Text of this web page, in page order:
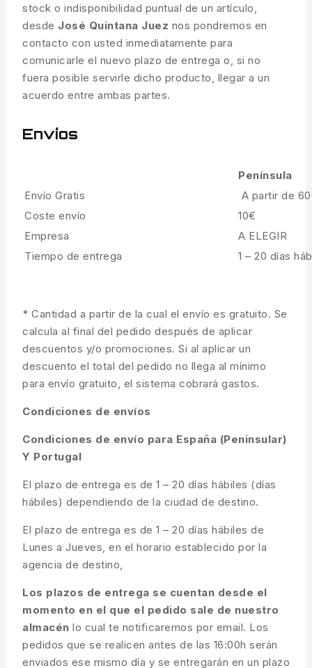
stock o indisponibilidad puntual de un artículo,
desde José Quintana Juez nos pondremos en
contacto con usted inmediatamente para
comunicarle el nuevo plazo de entrega o, si no
fuera posible servirle dicho producto, llegar a un
acuerdo entre ambas partes.
Envíos
Península
Envío Gratis
A partir de
Coste envío
10€
Empresa
A ELEGIR
Tiempo de entrega
1 – 20 días
* Cantidad a partir de la cual el envío es gratuito. Se
calcula al final del pedido después de aplicar
descuentos y/o promociones. Si al aplicar un
descuento el total del pedido no llega al mínimo
para envío gratuito, el sistema cobrará gastos.
Condiciones de envíos
Condiciones de envío para España (Peninsular)
Y Portugal
El plazo de entrega es de 1 – 20 días hábiles (días
hábiles) dependiendo de la ciudad de destino.
El plazo de entrega es de 1 – 20 días hábiles de
Lunes a Jueves, en el horario establecido por la
agencia de destino,
Los plazos de entrega se cuentan desde el
momento en el que el pedido sale de nuestro
almacén lo cual te notificaremos por email. Los
pedidos que se realicen antes de las 16:00h serán
enviados ese mismo día y se entregarán en un plazo